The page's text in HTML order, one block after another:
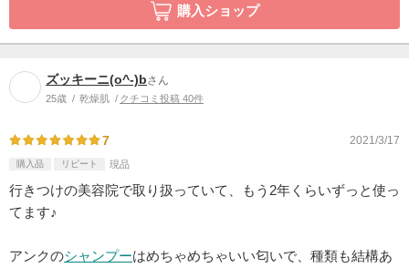
購入ショップ
ズッキーニ(o^-)bさん
25歳 乾燥肌 クチコミ投稿 40件
7 2021/3/17
購入品 リピート 現品
行きつけの美容院で取り扱っていて、もう2年くらいずっと使っ
てます♪
アンクのシャンプーはめちゃめちゃいい匂いで、種類も結構あ